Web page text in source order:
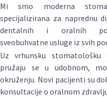
Mi smo moderna
specijalizirana za naprednu
dentalnih i oralnih
sveobuhvatne usluge iz svih
Uz vrhunsku stomatološku
pružaju se u udobnom,
okruženju. Novi pacijenti su
konsultacije o oralnom